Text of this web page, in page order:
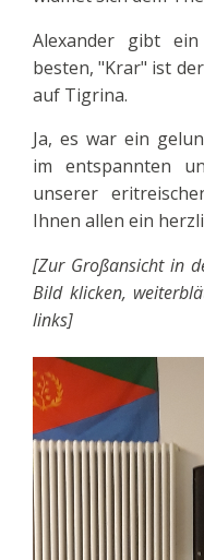
Alexander gibt
besten, "Krar" ist
auf Tigrina.
Ja, es war ein
im entspannten
unserer
Ihnen allen ein
[Zur Großansicht in
Bild klicken,
links]